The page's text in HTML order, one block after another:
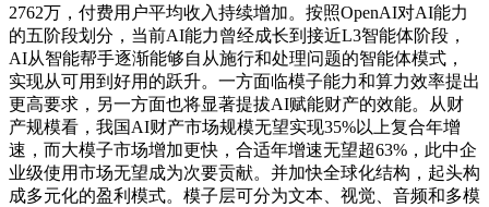
2762万，付费用户平均收入持续增加。按照OpenAI对AI能力
的五阶段划分，当前AI能力曾经成长到接近L3智能体阶段，
AI从智能帮手逐渐能够自从施行和处理问题的智能体模式，
实现从可用到好用的跃升。一方面临模子能力和算力效率提出
更高要求，另一方面也将显著提拔AI赋能财产的效能。从财
产规模看，我国AI财产市场规模无望实现35%以上复合年增
速，而大模子市场增加更快，合适年增速无望超63%，此中企
业级使用市场无望成为次要贡献。并加快全球化结构，起头构
成多元化的盈利模式。模子层可分为文本、视觉、音频和多模